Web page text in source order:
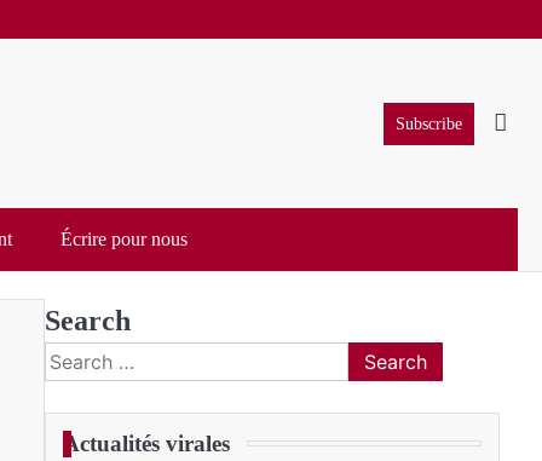
Subscribe
Écrire pour nous
Search
Search
for:
Actualités virales